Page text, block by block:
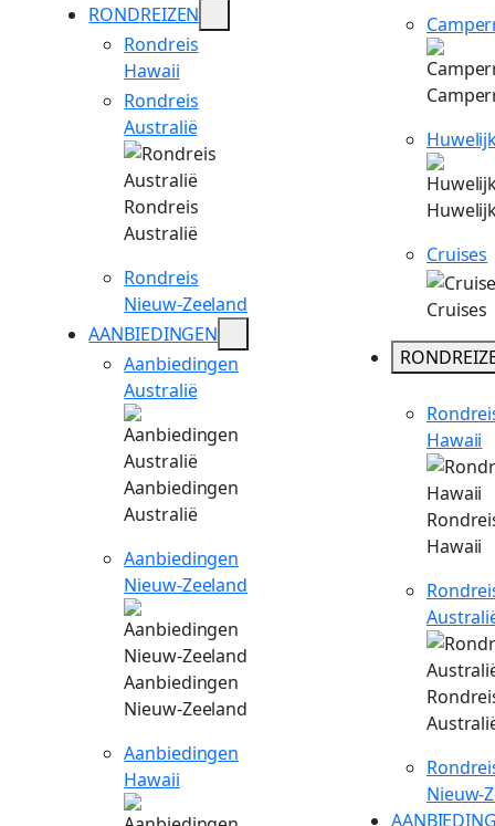
RONDREIZEN
Rondreis
Hawaii
Rondreis
Australië
Rondreis
Australië
Rondreis
Nieuw-Zeeland
AANBIEDINGEN
Aanbiedingen
Australië
Aanbiedingen
Australië
Aanbiedingen
Nieuw-Zeeland
Aanbiedingen
Nieuw-Zeeland
Aanbiedingen
Hawaii
Cruises
Cruises
Hawaii
Hawaii
Nieuw-